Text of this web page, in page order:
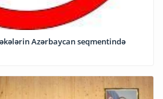
Azərbaycan seqmentində